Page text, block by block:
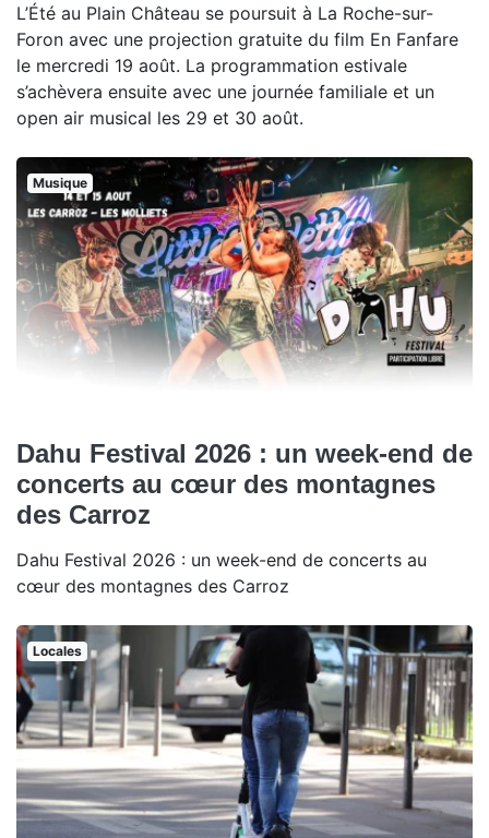
L’Été au Plain Château se poursuit à La Roche-sur-
Foron avec une projection gratuite du film En Fanfare
le mercredi 19 août. La programmation estivale
s’achèvera ensuite avec une journée familiale et un
open air musical les 29 et 30 août.
Musique
Dahu Festival 2026 : un week-end de
concerts au cœur des montagnes
des Carroz
Dahu Festival 2026 : un week-end de concerts au
cœur des montagnes des Carroz
Locales